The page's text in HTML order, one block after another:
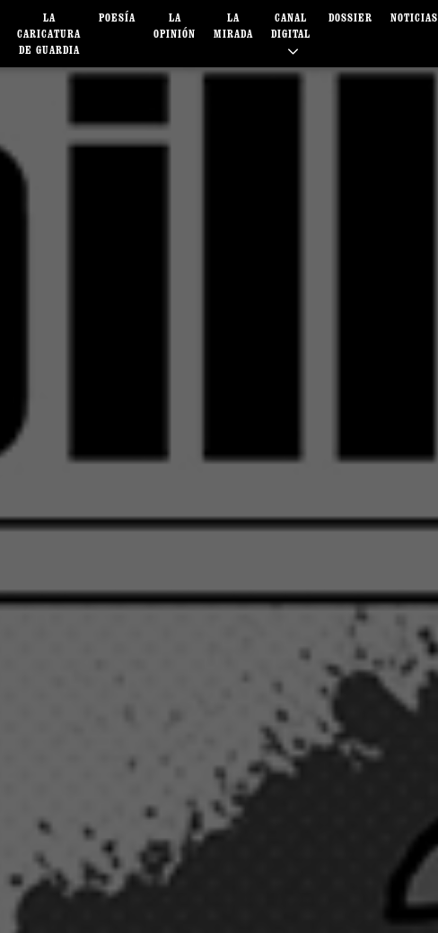
LA
CARICATURA
DE GUARDIA
POESÍA
LA
OPINIÓN
LA
MIRADA
CANAL
DIGITAL
DOSSIER NOTICIAS